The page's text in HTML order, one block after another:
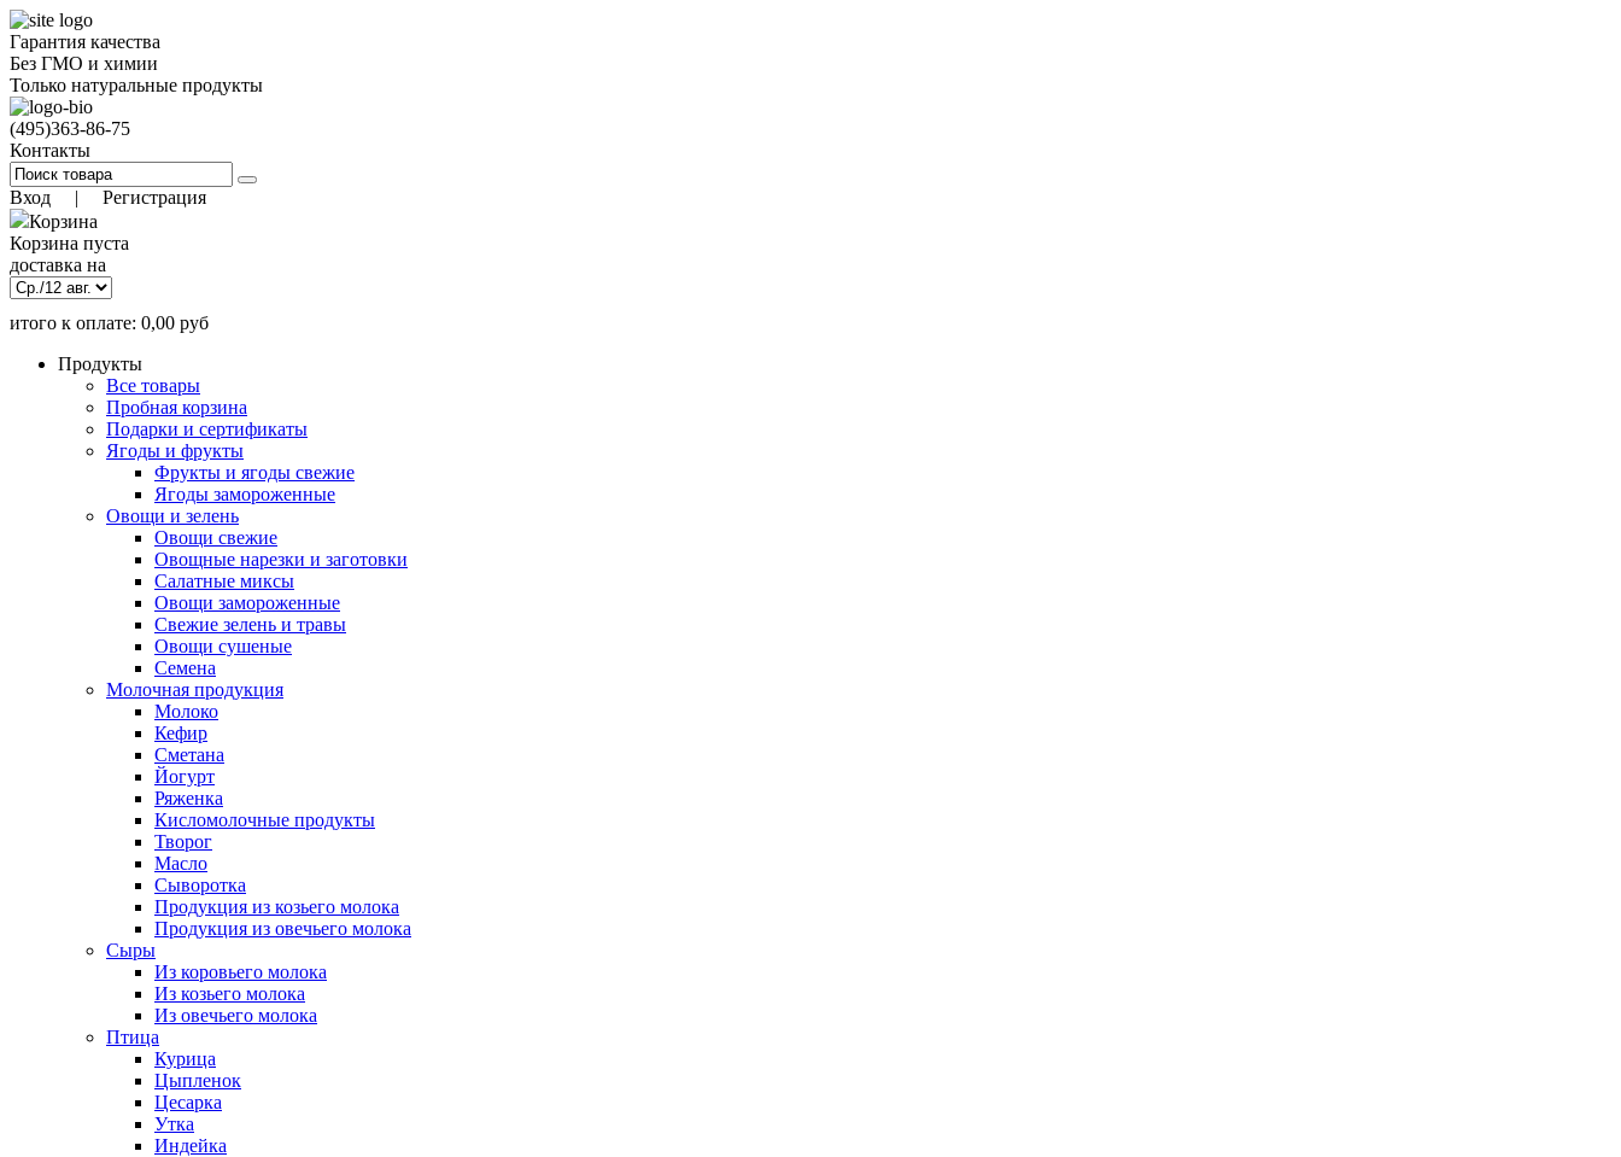
Гарантия качества
Без ГМО и химии
Только натуральные продукты
(495)363-86-75
Контакты
Вход | Регистрация
Корзина
Корзина пуста
доставка на
) 9 авг. 18:00 (заказать до
Позиций:
0.00руб
итого к оплате: 0,00 руб
Продукты
Все товары
Пробная корзина
Подарки и сертификаты
Ягоды и фрукты
Фрукты и ягоды свежие
Ягоды замороженные
Овощи и зелень
Овощи свежие
Овощные нарезки и заготовки
Салатные миксы
Овощи замороженные
Свежие зелень и травы
Овощи сушеные
Семена
Молочная продукция
Молоко
Кефир
Сметана
Йогурт
Ряженка
Кисломолочные продукты
Творог
Масло
Сыворотка
Продукция из козьего молока
Продукция из овечьего молока
Сыры
Из коровьего молока
Из козьего молока
Из овечьего молока
Птица
Курица
Цыпленок
Цесарка
Утка
Индейка